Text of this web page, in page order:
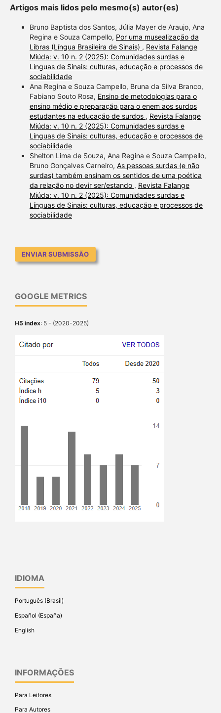
Artigos mais lidos pelo mesmo(s) autor(es)
Bruno Baptista dos Santos, Júlia Mayer de Araujo, Ana
Regina e Souza Campello, Por uma musealização da
Libras (Língua Brasileira de Sinais) , Revista Falange
Miúda: v. 10 n. 2 (2025): Comunidades surdas e
Línguas de Sinais: culturas, educação e processos de
sociabilidade
Ana Regina e Souza Campello, Bruna da Silva Branco,
Fabiano Souto Rosa, Ensino de metodologias para o
ensino médio e preparação para o enem aos surdos
estudantes na educação de surdos , Revista Falange
Miúda: v. 10 n. 2 (2025): Comunidades surdas e
Línguas de Sinais: culturas, educação e processos de
sociabilidade
Shelton Lima de Souza, Ana Regina e Souza Campello,
Bruno Gonçalves Carneiro, As pessoas surdas (e não
surdas) também ensinam os sentidos de uma poética
da relação no devir ser/estando , Revista Falange
Miúda: v. 10 n. 2 (2025): Comunidades surdas e
Línguas de Sinais: culturas, educação e processos de
sociabilidade
ENVIAR SUBMISSÃO
GOOGLE METRICS
H5 index: 5 - (2020-2025)
IDIOMA
Português (Brasil)
Español (España)
English
INFORMAÇÕES
Para Leitores
Para Autores